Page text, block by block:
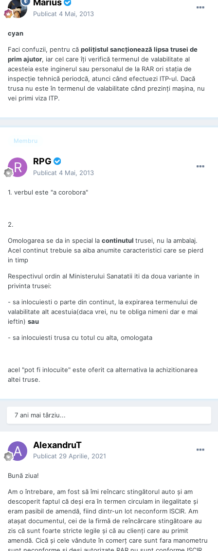
Marius
Publicat 4 Mai, 2013
cyan
Faci confuzii, pentru că poliţistul sancţionează lipsa trusei de
prim ajutor, iar cel care îţi verifică termenul de valabilitate al
acesteia este inginerul sau personalul de la RAR ori staţia de
inspecţie tehnică periodcă, atunci când efectuezi ITP-ul. Dacă
trusa nu este în termenul de valabilitate când prezinţi maşina, nu
vei primi viza ITP.
Membru
RPG
Publicat 4 Mai, 2013
1. verbul este "a corobora"
2.
Omologarea se da in special la continutul trusei, nu la ambalaj.
Acel continut trebuie sa aiba anumite caracteristici care se pierd
in timp
Respectivul ordin al Ministerului Sanatatii iti da doua variante in
privinta trusei:
- sa inlocuiesti o parte din continut, la expirarea termenului de
valabilitate alt acestuia(daca vrei, nu te obliga nimeni dar e mai
ieftin) sau
- sa inlocuiesti trusa cu totul cu alta, omologata
acel "pot fi inlocuite" este oferit ca alternativa la achizitionarea
altei truse.
7 ani mai târziu...
AlexandruT
Publicat 29 Aprilie, 2021
Bună ziua!
Am o întrebare, am fost să îmi reîncarc stingătorul auto și am
descoperit faptul că deși era în termen circulam in ilegalitate și
eram pasibil de amendă, fiind dintr-un lot neconform ISCIR. Am
atașat documentul, cei de la firmă de reîncărcare stingătoare au
zis că sunt foarte stricte legile și că au clienți care au primit
amendă. Cică și cele vândute în comerț care sunt fara manometru